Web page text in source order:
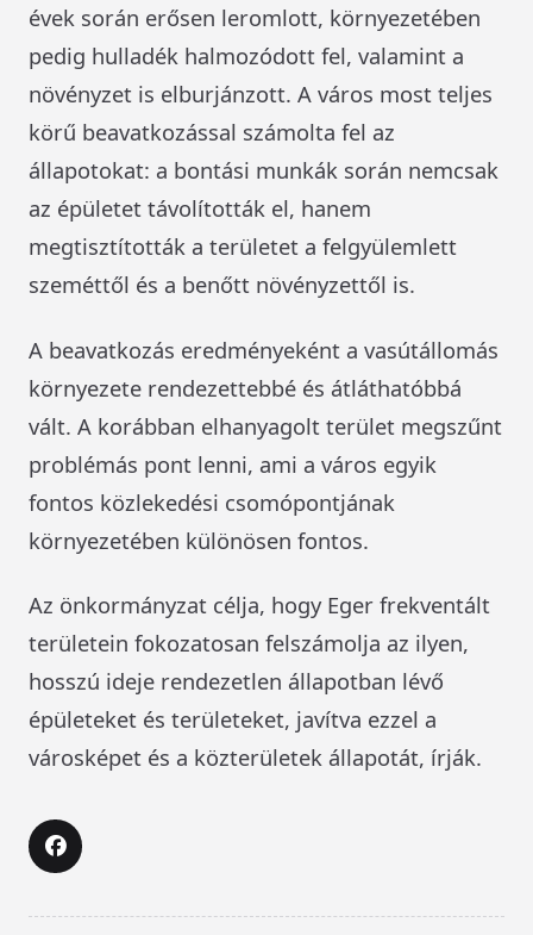
évek során erősen leromlott, környezetében
pedig hulladék halmozódott fel, valamint a
növényzet is elburjánzott. A város most teljes
körű beavatkozással számolta fel az
állapotokat: a bontási munkák során nemcsak
az épületet távolították el, hanem
megtisztították a területet a felgyülemlett
szeméttől és a benőtt növényzettől is.
A beavatkozás eredményeként a vasútállomás
környezete rendezettebbé és átláthatóbbá
vált. A korábban elhanyagolt terület megszűnt
problémás pont lenni, ami a város egyik
fontos közlekedési csomópontjának
környezetében különösen fontos.
Az önkormányzat célja, hogy Eger frekventált
területein fokozatosan felszámolja az ilyen,
hosszú ideje rendezetlen állapotban lévő
épületeket és területeket, javítva ezzel a
városképet és a közterületek állapotát, írják.